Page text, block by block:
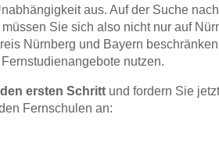
aus. Auf der Suche
Sie sich also nicht nur auf
Nürnberg und Bayern
nutzen.
ersten Schritt und fordern Sie
Fernschulen an: